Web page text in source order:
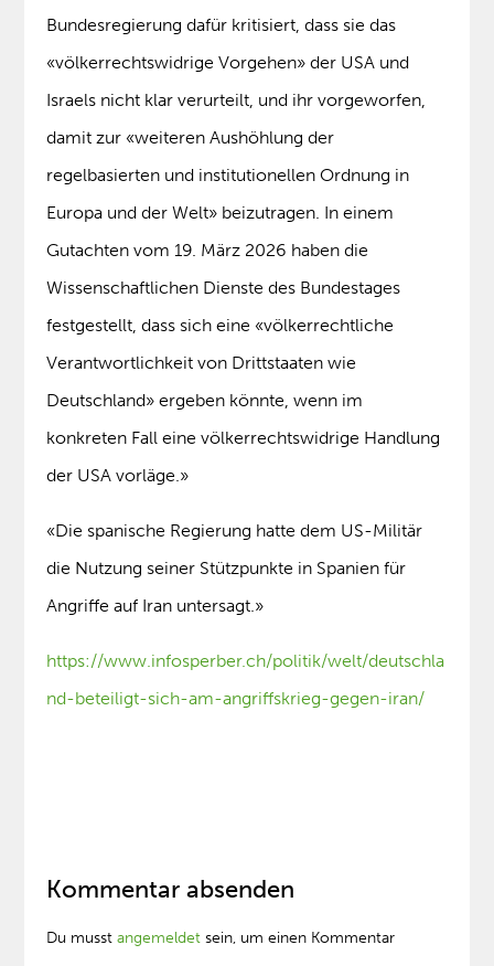
Bundesregierung dafür kritisiert, dass sie das
«völkerrechtswidrige Vorgehen» der USA und
Israels nicht klar verurteilt, und ihr vorgeworfen,
damit zur «weiteren Aushöhlung der
regelbasierten und institutionellen Ordnung in
Europa und der Welt» beizutragen. In einem
Gutachten vom 19. März 2026 haben die
Wissenschaftlichen Dienste des Bundestages
festgestellt, dass sich eine «völkerrechtliche
Verantwortlichkeit von Drittstaaten wie
Deutschland» ergeben könnte, wenn im
konkreten Fall eine völkerrechtswidrige Handlung
der USA vorläge.»
«Die spanische Regierung hatte dem US-Militär
die Nutzung seiner Stützpunkte in Spanien für
Angriffe auf Iran untersagt.»
https://www.infosperber.ch/politik/welt/deutschla
nd-beteiligt-sich-am-angriffskrieg-gegen-iran/
Kommentar absenden
Du musstangemeldet sein, um einen Kommentar